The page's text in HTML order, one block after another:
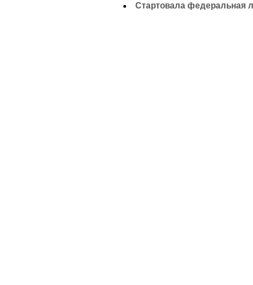
Стартовала федеральная